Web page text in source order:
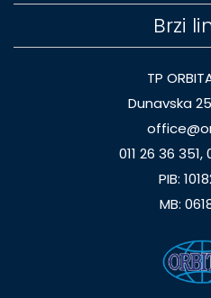
Brzi
TP
Dunavska
011 26 36 351,
PIB:
MB: